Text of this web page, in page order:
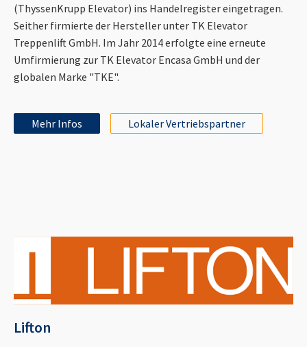
(ThyssenKrupp Elevator) ins Handelregister eingetragen.
Seither firmierte der Hersteller unter TK Elevator
Treppenlift GmbH. Im Jahr 2014 erfolgte eine erneute
Umfirmierung zur TK Elevator Encasa GmbH und der
globalen Marke "TKE".
Mehr Infos Lokaler Vertriebspartner
Lifton